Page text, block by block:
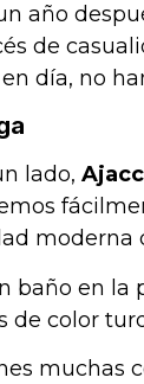
año
de
día, no
lado,
moderna
baño en la
de color
muchas